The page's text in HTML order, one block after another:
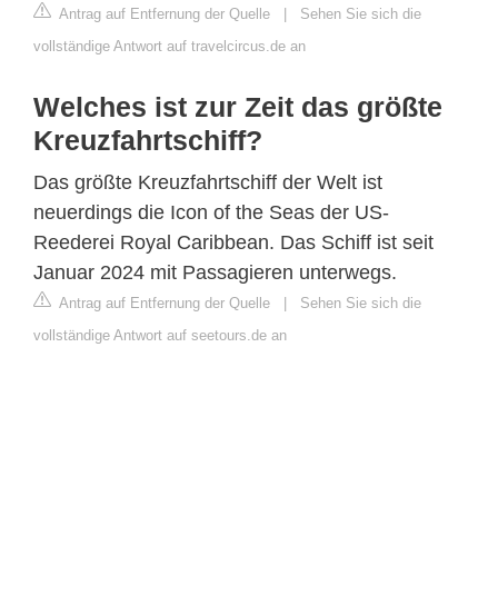
Antrag auf Entfernung der Quelle | Sehen Sie sich die
vollständige Antwort auf travelcircus.de an
Welches ist zur Zeit das größte
Kreuzfahrtschiff?
Das größte Kreuzfahrtschiff der Welt ist
neuerdings die Icon of the Seas der US-
Reederei Royal Caribbean. Das Schiff ist seit
Januar 2024 mit Passagieren unterwegs.
Antrag auf Entfernung der Quelle | Sehen Sie sich die
vollständige Antwort auf seetours.de an